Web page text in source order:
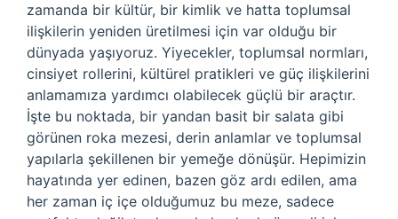
zamanda bir kültür, bir kimlik ve hatta toplumsal
ilişkilerin yeniden üretilmesi için var olduğu bir
dünyada yaşıyoruz. Yiyecekler, toplumsal normları,
cinsiyet rollerini, kültürel pratikleri ve güç ilişkilerini
anlamamıza yardımcı olabilecek güçlü bir araçtır.
İşte bu noktada, bir yandan basit bir salata gibi
görünen roka mezesi, derin anlamlar ve toplumsal
yapılarla şekillenen bir yemeğe dönüşür. Hepimizin
hayatında yer edinen, bazen göz ardı edilen, ama
her zaman iç içe olduğumuz bu meze, sadece